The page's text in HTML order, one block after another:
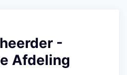
-
Afdeling